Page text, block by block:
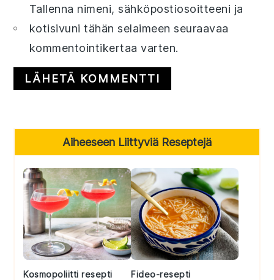
Tallenna nimeni, sähköpostiosoitteeni ja
kotisivuni tähän selaimeen seuraavaa
kommentointikertaa varten.
Primary
Sidebar
Aiheeseen Liittyviä Reseptejä
Kosmopoliitti resepti Fideo-resepti